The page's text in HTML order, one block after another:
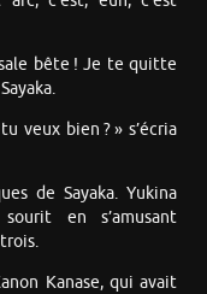
bête ! Je te quitte
veux bien ? » s’écria
de Sayaka. Yukina
en s’amusant
Kanase, qui avait